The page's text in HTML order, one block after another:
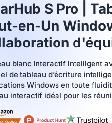
S Pro |
en-Un
blanc interactif intelligent
de tableau d’écriture
Windows en toute
interactif idéal pour les